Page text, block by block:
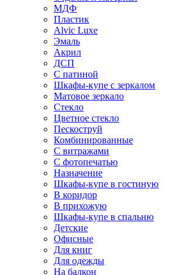
МДФ
Пластик
Alvic Luxe
Эмаль
Акрил
ДСП
С патиной
Шкафы-купе с зеркалом
Матовое зеркало
Стекло
Цветное стекло
Пескоструй
Комбинированные
С витражами
С фотопечатью
Назначение
Шкафы-купе в гостиную
В коридор
В прихожую
Шкафы-купе в спальню
Детские
Офисные
Для книг
Для одежды
На балкон